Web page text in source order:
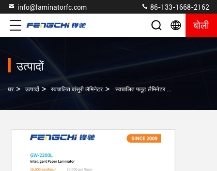
info@laminatorfc.com 86-133-1668-2162
बोली
उत्पादों
घर > उत्पादों > स्वचालित बांसुरी लैमिनेटर > स्वचालित फ्लूट लैमिनेटर बुद्धिमान सर्वो फ़ीड 16000 शीट/घंटा